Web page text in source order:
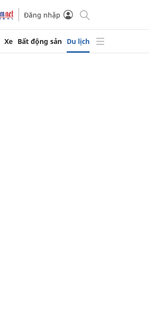
Đăng nhập
Xe Bất động sản Du lịch